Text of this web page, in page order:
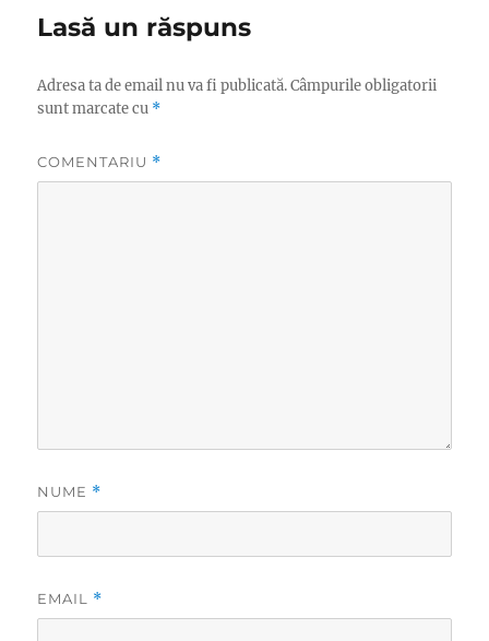
Lasă un răspuns
Adresa ta de email nu va fi publicată. Câmpurile obligatorii
sunt marcate cu *
COMENTARIU *
NUME *
EMAIL *